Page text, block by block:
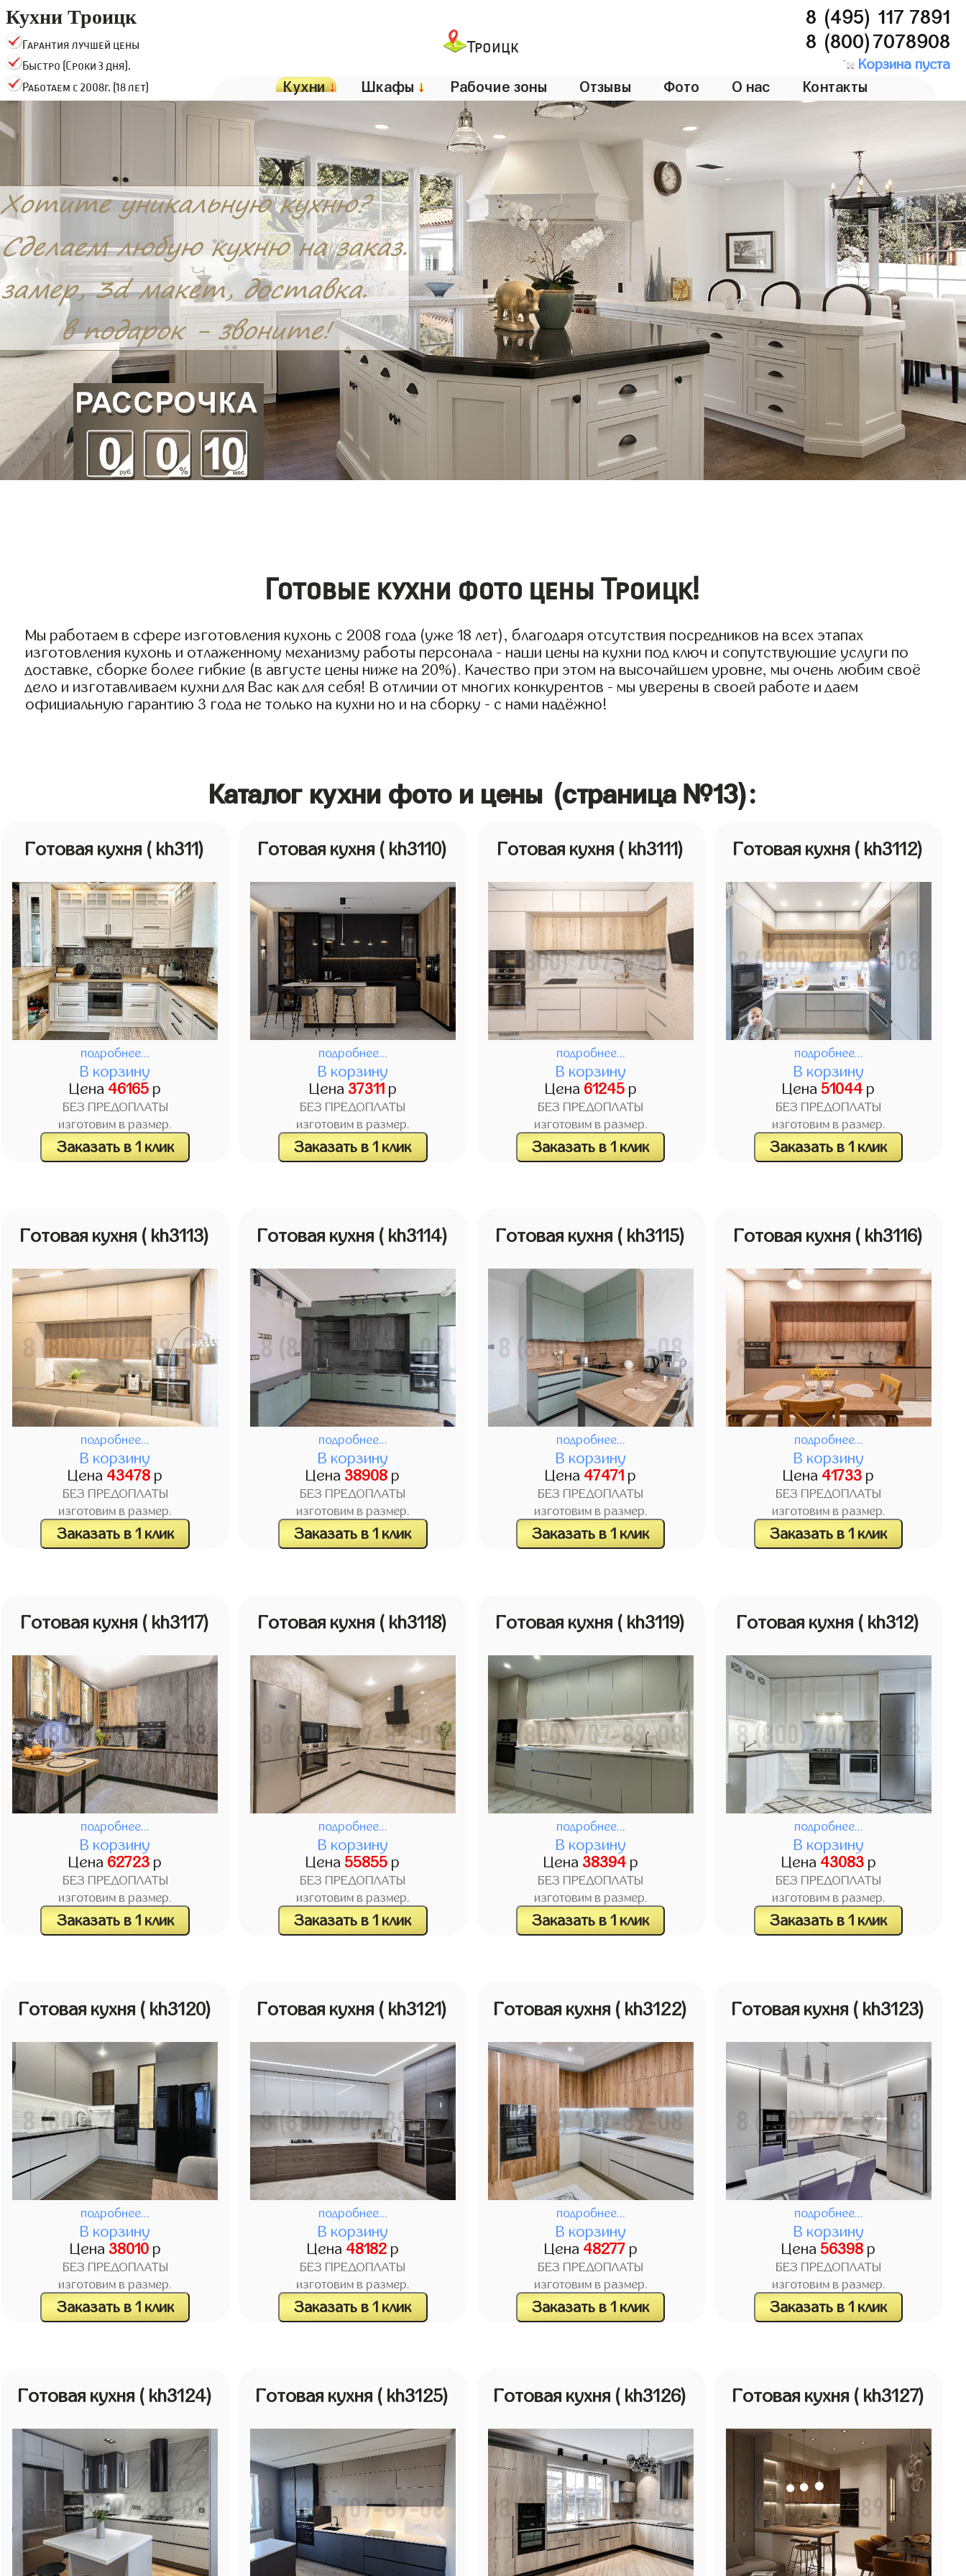
Кухни Троицк
Гарантия лучшей цены
Быстро (Сроки 3 дня).
Работаем с 2008г. (18 лет)
Троицк
8 (495) 117 7891
8 (800)7078908
Корзина пуста
Кухни↓ Шкафы ↓ Рабочие зоны Отзывы Фото О нас Контакты
Готовые кухни фото цены Троицк!
Мы работаем в сфере изготовления кухонь с 2008 года (уже 18 лет), благодаря отсутствия посредников на всех этапах
изготовления кухонь и отлаженному механизму работы персонала - наши цены на кухни под ключ и сопутствующие услуги по
доставке, сборке более гибкие (в августе цены ниже на 20%). Качество при этом на высочайшем уровне, мы очень любим своё
дело и изготавливаем кухни для Вас как для себя! В отличии от многих конкурентов - мы уверены в своей работе и даем
официальную гарантию 3 года не только на кухни но и на сборку - с нами надёжно!
Каталог кухни фото и цены (страница №13):
Готовая кухня ( kh311)
подробнее...
В корзину
Цена 46165 р
БЕЗ ПРЕДОПЛАТЫ
изготовим в размер.
Заказать в 1 клик
Готовая кухня ( kh3110)
подробнее...
В корзину
Цена 37311 р
БЕЗ ПРЕДОПЛАТЫ
изготовим в размер.
Заказать в 1 клик
Готовая кухня ( kh3111)
подробнее...
В корзину
Цена 61245р
БЕЗ ПРЕДОПЛАТЫ
изготовим в размер.
Заказать в 1 клик
Готовая кухня ( kh3112)
подробнее...
В корзину
Цена 51044 р
БЕЗ ПРЕДОПЛАТЫ
изготовим в размер.
Заказать в 1 клик
Готовая кухня ( kh3113)
подробнее...
В корзину
Цена 43478 р
БЕЗ ПРЕДОПЛАТЫ
изготовим в размер.
Заказать в 1 клик
Готовая кухня ( kh3114)
подробнее...
В корзину
Цена 38908 р
БЕЗ ПРЕДОПЛАТЫ
изготовим в размер.
Заказать в 1 клик
Готовая кухня ( kh3115)
подробнее...
В корзину
Цена 47471 р
БЕЗ ПРЕДОПЛАТЫ
изготовим в размер.
Заказать в 1 клик
Готовая кухня ( kh3116)
подробнее...
В корзину
Цена 41733 р
БЕЗ ПРЕДОПЛАТЫ
изготовим в размер.
Заказать в 1 клик
Готовая кухня ( kh3117)
подробнее...
В корзину
Цена 62723 р
БЕЗ ПРЕДОПЛАТЫ
изготовим в размер.
Заказать в 1 клик
Готовая кухня ( kh3118)
подробнее...
В корзину
Цена 55855 р
БЕЗ ПРЕДОПЛАТЫ
изготовим в размер.
Заказать в 1 клик
Готовая кухня ( kh3119)
подробнее...
В корзину
Цена 38394р
БЕЗ ПРЕДОПЛАТЫ
изготовим в размер.
Заказать в 1 клик
Готовая кухня ( kh312)
подробнее...
В корзину
Цена 43083р
БЕЗ ПРЕДОПЛАТЫ
изготовим в размер.
Заказать в 1 клик
Готовая кухня ( kh3120)
подробнее...
В корзину
Цена 38010р
БЕЗ ПРЕДОПЛАТЫ
изготовим в размер.
Заказать в 1 клик
Готовая кухня ( kh3121)
подробнее...
В корзину
Цена 48182р
БЕЗ ПРЕДОПЛАТЫ
изготовим в размер.
Заказать в 1 клик
Готовая кухня ( kh3122)
подробнее...
В корзину
Цена 48277р
БЕЗ ПРЕДОПЛАТЫ
изготовим в размер.
Заказать в 1 клик
Готовая кухня ( kh3123)
подробнее...
В корзину
Цена 56398 р
БЕЗ ПРЕДОПЛАТЫ
изготовим в размер.
Заказать в 1 клик
Готовая кухня ( kh3124) Готовая кухня ( kh3125) Готовая кухня ( kh3126) Готовая кухня ( kh3127)